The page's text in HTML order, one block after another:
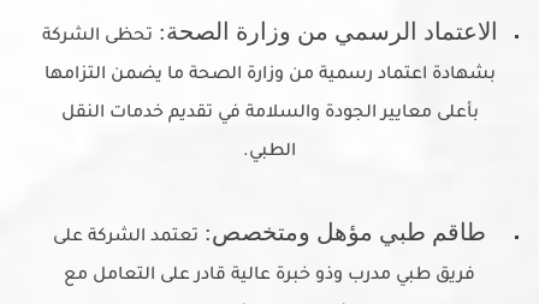
الاعتماد الرسمي من وزارة الصحة: تحظى الشركة
بشهادة اعتماد رسمية من وزارة الصحة ما يضمن التزامها
بأعلى معايير الجودة والسلامة في تقديم خدمات النقل
الطبي.
طاقم طبي مؤهل ومتخصص: تعتمد الشركة على
فريق طبي مدرب وذو خبرة عالية قادر على التعامل مع